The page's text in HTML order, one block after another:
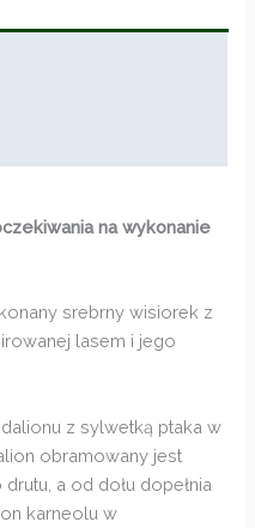
na wykonanie
srebrny wisiorek z
lasem i jego
z sylwetką ptaka w
obramowany jest
a od dołu dopełnia
karneolu w